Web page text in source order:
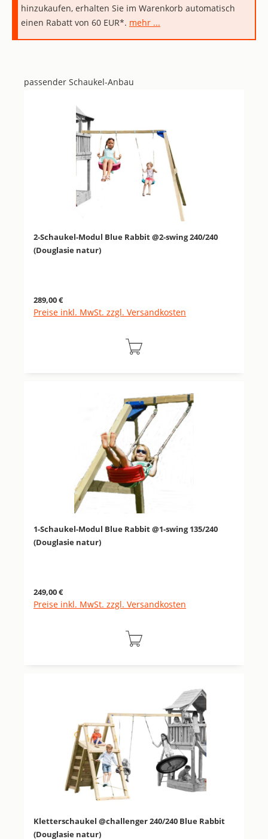
hinzukaufen, erhalten Sie im Warenkorb automatisch
einen Rabatt von 60 EUR*. mehr ...
Produktgalerie überspringen
passender Schaukel-Anbau
2-Schaukel-Modul Blue Rabbit @2-swing 240/240
(Douglasie natur)
Regulärer Preis:
289,00 €
Preise inkl. MwSt. zzgl. Versandkosten
1-Schaukel-Modul Blue Rabbit @1-swing 135/240
(Douglasie natur)
Regulärer Preis:
249,00 €
Preise inkl. MwSt. zzgl. Versandkosten
Kletterschaukel @challenger 240/240 Blue Rabbit
(Douglasie natur)